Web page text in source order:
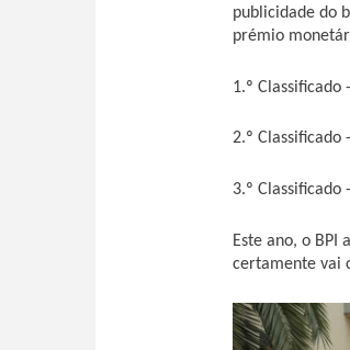
publicidade do
prémio
1.º Classificado
2.º Classificado
3.º Classificado
Este ano, o BPI
certamente vai